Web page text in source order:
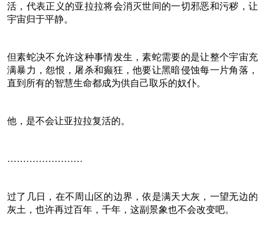
活，代表正义的亚拉拉将会消灭世间的一切邪恶和污秽，让
宇宙归于平静。
但素蛇决不允许这种事情发生，素蛇需要的是让整个宇宙充
满暴力，怨恨，屠杀和癫狂，他要让黑暗侵蚀每一片角落，
直到所有的智慧生命都成为供自己取乐的奴仆。
他，是不会让亚拉拉复活的。
……………………
过了几日，在不周山区的边界，依是满天大灰，一望无边的
灰土，也许再过百年，千年，这副景象也不会改变吧。